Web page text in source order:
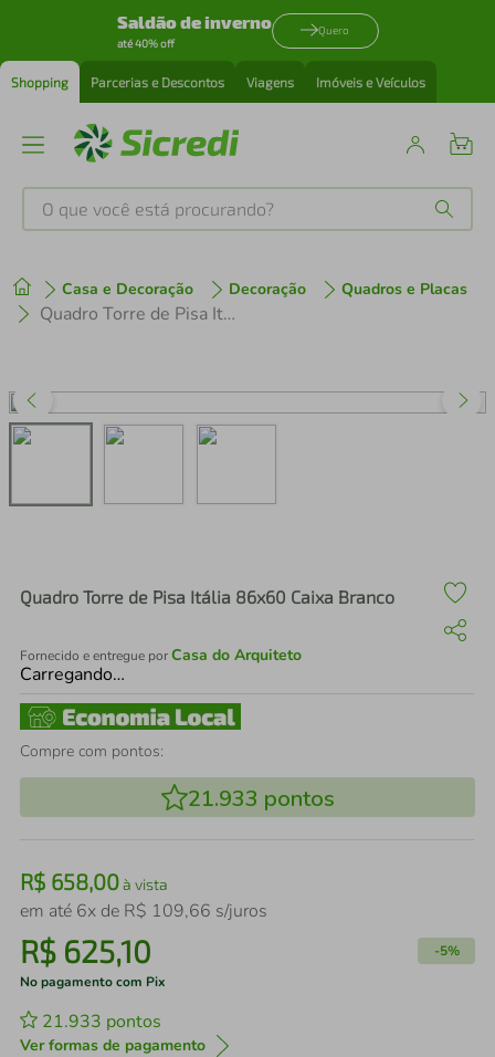
Saldão de inverno
até 40% off
Quero
Shopping Parcerias e Descontos Viagens Imóveis e Veículos
O que você está procurando?
Casa e Decoração Decoração Quadros e Placas
Quadro Torre de Pisa Itália 86x60 Caixa Branco
Quadro Torre de Pisa Itália 86x60 Caixa Branco
Fornecido e entregue porCasa do Arquiteto
Carregando…
Compre com pontos:
21.933 pontos
R$ 658,00à vista
em até 6x de R$ 109,66 s/juros
R$ 625,10 -5%
No pagamento com Pix
21.933 pontos
Ver formas de pagamento
1º tenis
perfume